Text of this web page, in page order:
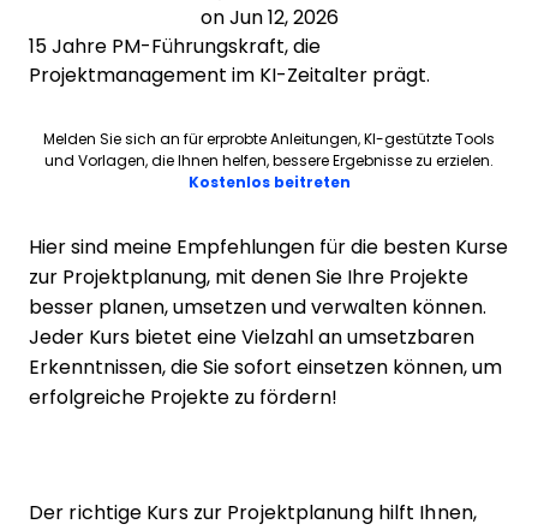
on Jun 12, 2026
15 Jahre PM-Führungskraft, die
Projektmanagement im KI-Zeitalter prägt.
Melden Sie sich an für erprobte Anleitungen, KI-gestützte Tools
und Vorlagen, die Ihnen helfen, bessere Ergebnisse zu erzielen.
Kostenlos beitretenOpens new window
Hier sind meine Empfehlungen für die besten Kurse
zur Projektplanung, mit denen Sie Ihre Projekte
besser planen, umsetzen und verwalten können.
Jeder Kurs bietet eine Vielzahl an umsetzbaren
Erkenntnissen, die Sie sofort einsetzen können, um
erfolgreiche Projekte zu fördern!
Der richtige Kurs zur Projektplanung hilft Ihnen,